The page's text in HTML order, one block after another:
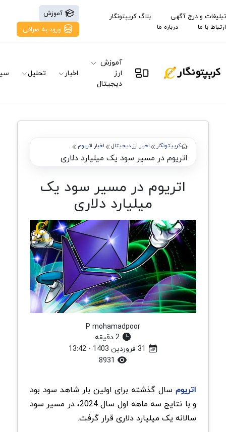
تبلیغات و درج آگهی
بلاگ کریپتونگار
ارتباط با ما
درباره ما
آموزش
ورود به صرافی
آموزش
ارز
دیجیتال
اخبار تحلیل
کریپتونگار اخبار ارز دیجیتال اخبار اتریوم
اتریوم در مسیر سود یک میلیارد دلاری
اتریوم در مسیر سود یک
میلیارد دلاری
P mohamadpoor
2 دقیقه
اتریوم سال گذشته برای اولین بار شاهد سود بود
و با نتایج سه ماهه اول سال 2024، در مسیر سود
سالانه یک میلیارد دلاری قرار گرفت.